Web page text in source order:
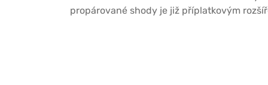
propárované shody je již příplatkovým